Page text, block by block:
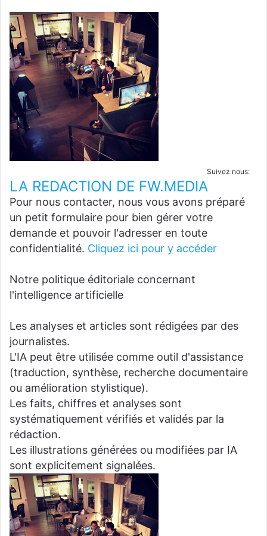
Suivez nous:
LA REDACTION DE FW.MEDIA
Pour nous contacter, nous vous avons préparé
un petit formulaire pour bien gérer votre
demande et pouvoir l'adresser en toute
confidentialité. Cliquez ici pour y accéder
Notre politique éditoriale concernant
l'intelligence artificielle
Les analyses et articles sont rédigées par des
journalistes.
L'IA peut être utilisée comme outil d'assistance
(traduction, synthèse, recherche documentaire
ou amélioration stylistique).
Les faits, chiffres et analyses sont
systématiquement vérifiés et validés par la
rédaction.
Les illustrations générées ou modifiées par IA
sont explicitement signalées.